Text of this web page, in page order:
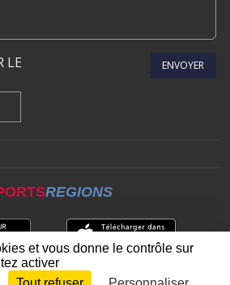
LE
ENVOYER
REGIONS
et vous donne le contrôle sur
activer